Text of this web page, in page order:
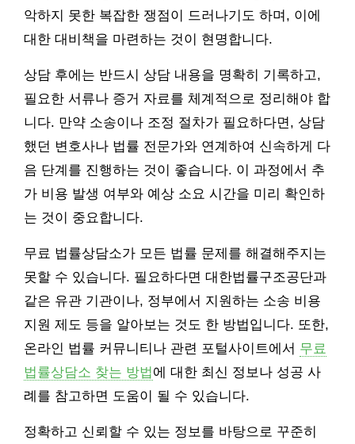
악하지 못한 복잡한 쟁점이 드러나기도 하며, 이에
대한 대비책을 마련하는 것이 현명합니다.
상담 후에는 반드시 상담 내용을 명확히 기록하고,
필요한 서류나 증거 자료를 체계적으로 정리해야 합
니다. 만약 소송이나 조정 절차가 필요하다면, 상담
했던 변호사나 법률 전문가와 연계하여 신속하게 다
음 단계를 진행하는 것이 좋습니다. 이 과정에서 추
가 비용 발생 여부와 예상 소요 시간을 미리 확인하
는 것이 중요합니다.
무료 법률상담소가 모든 법률 문제를 해결해주지는
못할 수 있습니다. 필요하다면 대한법률구조공단과
같은 유관 기관이나, 정부에서 지원하는 소송 비용
지원 제도 등을 알아보는 것도 한 방법입니다. 또한,
온라인 법률 커뮤니티나 관련 포털사이트에서 무료
법률상담소 찾는 방법에 대한 최신 정보나 성공 사
례를 참고하면 도움이 될 수 있습니다.
정확하고 신뢰할 수 있는 정보를 바탕으로 꾸준히